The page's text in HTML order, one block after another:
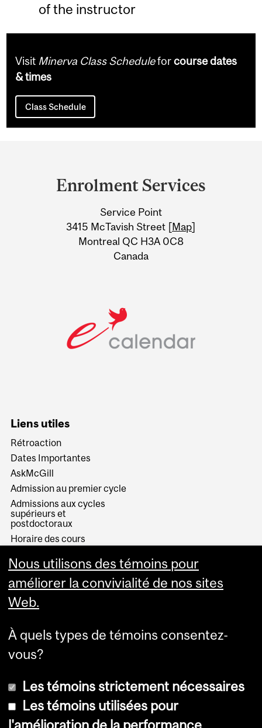
of the instructor
Visit Minerva Class Scheduleforcourse dates
& times
Class Schedule
Information
Enrolment Services
Service Point
3415 McTavish Street [Map]
Montreal QC H3A 0C8
Canada
Liens utiles
Rétroaction
Dates Importantes
AskMcGill
Admission au premier cycle
Admissions aux cycles
supérieurs et
postdoctoraux
Horaire des cours
Services aux étudiants
Nous utilisons des témoins pour
améliorer la convivialité de nos sites
Web.
À quels types de témoins consentez-
vous?
Les témoins strictement nécessaires
Les témoins utilisées pour
l'amélioration de la performance